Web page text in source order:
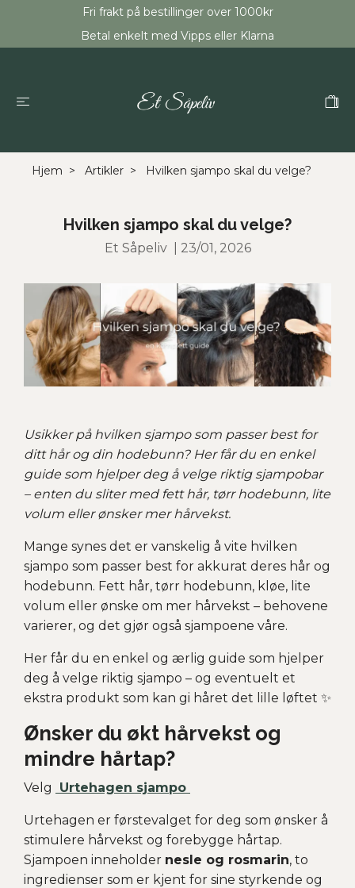
Fri frakt på bestillinger over 1000kr
Betal enkelt med Vipps eller Klarna
Hjem Artikler Hvilken sjampo skal du velge?
Hvilken sjampo skal du velge?
Et Såpeliv 23/01, 2026
Usikker på hvilken sjampo som passer best for
ditt hår og din hodebunn? Her får du en enkel
guide som hjelper deg å velge riktig sjampobar
– enten du sliter med fett hår, tørr hodebunn, lite
volum eller ønsker mer hårvekst.
Mange synes det er vanskelig å vite hvilken
sjampo som passer best for akkurat deres hår og
hodebunn. Fett hår, tørr hodebunn, kløe, lite
volum eller ønske om mer hårvekst – behovene
varierer, og det gjør også sjampoene våre.
Her får du en enkel og ærlig guide som hjelper
deg å velge riktig sjampo – og eventuelt et
ekstra produkt som kan gi håret det lille løftet ✨
Ønsker du økt hårvekst og
mindre hårtap?
Velg Urtehagen sjampo
Urtehagen er førstevalget for deg som ønsker å
stimulere hårvekst og forebygge hårtap.
Sjampoen inneholder nesle og rosmarin, to
ingredienser som er kjent for sine styrkende og